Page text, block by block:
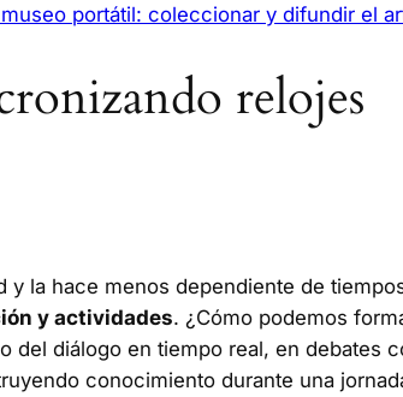
portátil: coleccionar y difundir el
relojes
y la hace menos dependiente de
y actividades. ¿Cómo podemos
del diálogo en tiempo real, en debates
conocimiento durante una